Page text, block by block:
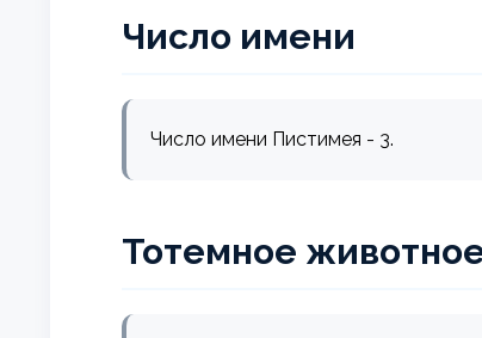
Число имени
Число имени Пистимея - 3.
Тотемное